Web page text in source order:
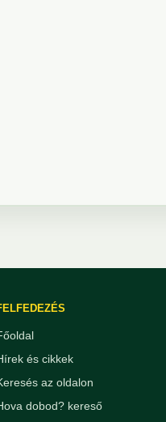
és cikkek
az oldalon
dobod? kereső